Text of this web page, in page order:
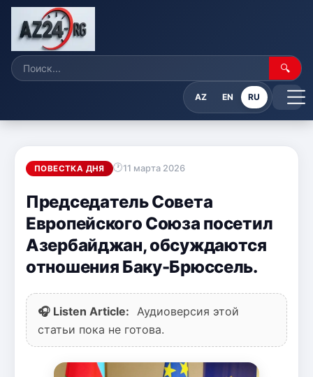
🔍
AZ EN RU
ПОВЕСТКА ДНЯ 11 марта 2026
Председатель Совета
Европейского Союза посетил
Азербайджан, обсуждаются
отношения Баку-Брюссель.
🎧 Listen Article:
Аудиоверсия этой
статьи пока не готова.